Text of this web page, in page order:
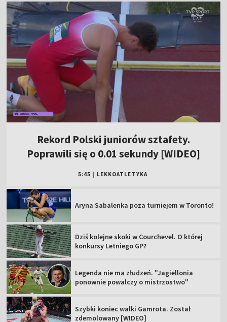
Rekord Polski juniorów sztafety.
Poprawili się o 0.01 sekundy [WIDEO]
5:45 | LEKKOATLETYKA
Aryna Sabalenka poza turniejem w Toronto!
Dziś kolejne skoki w Courchevel. O której
konkursy Letniego GP?
Legenda nie ma złudzeń. "Jagiellonia
ponownie powalczy o mistrzostwo"
Szybki koniec walki Gamrota. Został
zdemolowany [WIDEO]